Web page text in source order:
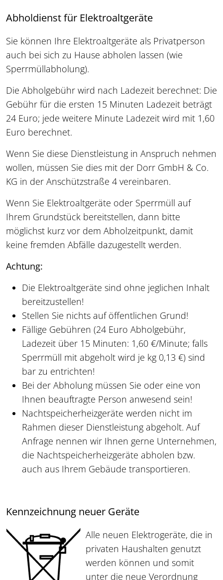
Abholdienst für Elektroaltgeräte
Sie können Ihre Elektroaltgeräte als Privatperson
auch bei sich zu Hause abholen lassen (wie
Sperrmüllabholung).
Die Abholgebühr wird nach Ladezeit berechnet: Die
Gebühr für die ersten 15 Minuten Ladezeit beträgt
24 Euro; jede weitere Minute Ladezeit wird mit 1,60
Euro berechnet.
Wenn Sie diese Dienstleistung in Anspruch nehmen
wollen, müssen Sie dies mit der Dorr GmbH & Co.
KG in der Anschützstraße 4 vereinbaren.
Wenn Sie Elektroaltgeräte oder Sperrmüll auf
Ihrem Grundstück bereitstellen, dann bitte
möglichst kurz vor dem Abholzeitpunkt, damit
keine fremden Abfälle dazugestellt werden.
Achtung:
Die Elektroaltgeräte sind ohne jeglichen Inhalt
bereitzustellen!
Stellen Sie nichts auf öffentlichen Grund!
Fällige Gebühren (24 Euro Abholgebühr,
Ladezeit über 15 Minuten: 1,60 €/Minute; falls
Sperrmüll mit abgeholt wird je kg 0,13 €) sind
bar zu entrichten!
Bei der Abholung müssen Sie oder eine von
Ihnen beauftragte Person anwesend sein!
Nachtspeicherheizgeräte werden nicht im
Rahmen dieser Dienstleistung abgeholt. Auf
Anfrage nennen wir Ihnen gerne Unternehmen,
die Nachtspeicherheizgeräte abholen bzw.
auch aus Ihrem Gebäude transportieren.
Kennzeichnung neuer Geräte
Alle neuen Elektrogeräte, die in
privaten Haushalten genutzt
werden können und somit
unter die neue Verordnung